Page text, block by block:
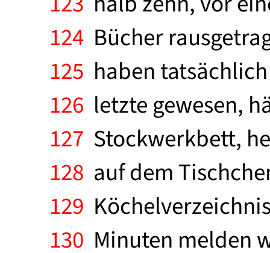
124 Bücher
125 haben
126 letzte gewesen,
127 Stockwerkbett,
128 auf dem
129
130 Minuten melden